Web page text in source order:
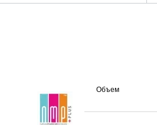
Объем